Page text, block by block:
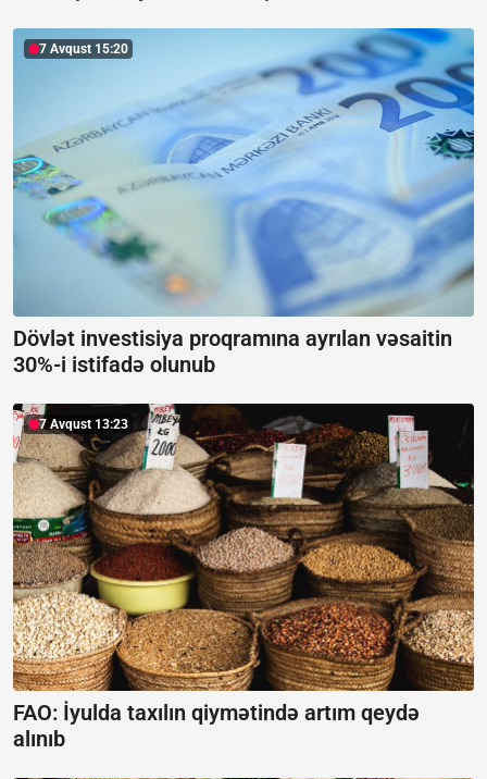
7 Avqust 15:20
Dövlət investisiya proqramına ayrılan vəsaitin
30%-i istifadə olunub
7 Avqust 13:23
FAO: İyulda taxılın qiymətində artım qeydə
alınıb